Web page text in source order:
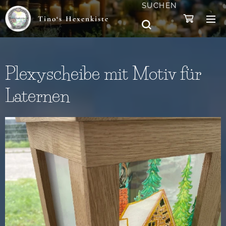
Tino‘s Hexenkiste
SUCHEN
Plexyscheibe mit Motiv für
Laternen